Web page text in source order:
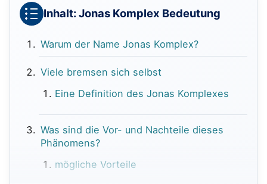
Inhalt: Jonas Komplex Bedeutung
Warum der Name Jonas Komplex?
Viele bremsen sich selbst
Eine Definition des Jonas Komplexes
Was sind die Vor- und Nachteile dieses
Phänomens?
mögliche Vorteile